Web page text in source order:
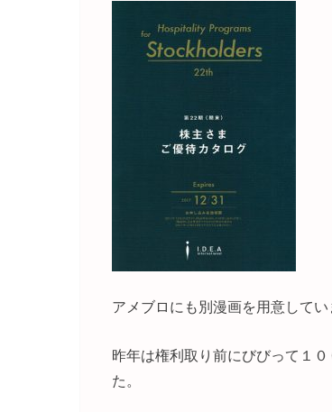
アメブロにも別漫画を用意してい
昨年は権利取り前にびびって１
た。